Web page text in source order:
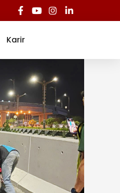
Karir